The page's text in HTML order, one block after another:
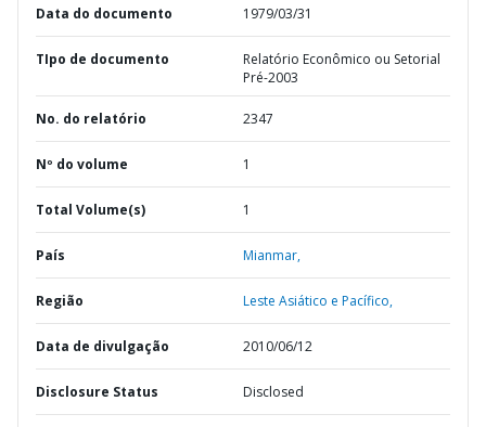
Data do documento 1979/03/31
TIpo de documento
Relatório Econômico ou Setorial
Pré-2003
No. do relatório 2347
Nº do volume 1
Total Volume(s) 1
País Mianmar,
Região Leste Asiático e Pacífico,
Data de divulgação 2010/06/12
Disclosure Status Disclosed